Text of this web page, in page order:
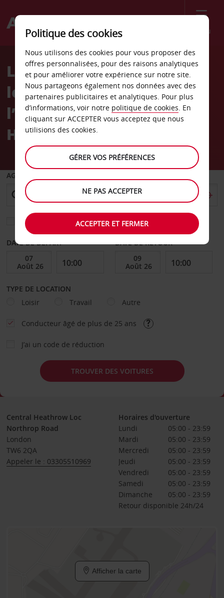
Menu
Welcome
AvisLocation de voiture dans
les Terminaux 2-4 de
l’aéroport de Londres
Heathrow
AGENCE DE DÉPART
Sélectionnez une autre agence de retour
DATE DE DÉPART DATE DE RETOUR
TYPE DE LOCATION
Loisir
Travail Autre
Conducteur âgé de plus de 25 ans
J’ai un code de réduction
TROUVER DES VOITURES
Central Heathrow Loc
Northrop Road
London
TW6 2QA
Appeler le : 03305510969
Horaires d'ouverture
Lundi
05:00 - 23:59
Mardi
05:00 - 23:59
Mercredi
05:00 - 23:59
Jeudi
05:00 - 23:59
Vendredi
05:00 - 23:59
Samedi
05:00 - 23:59
Dimanche
05:00 - 23:59
Retour disponible 24h/24
Afficher la carte
Politique des cookies
Nous utilisons des cookies pour vous proposer des
offres personnalisées, pour des raisons analytiques
et pour améliorer votre expérience sur notre site.
Nous partageons également nos données avec des
partenaires publicitaires et analytiques. Pour plus
d’informations, voir notre politique de cookies. En
cliquant sur ACCEPTER vous acceptez que nous
utilisions des cookies.
GÉRER VOS PRÉFÉRENCES
NE PAS ACCEPTER
ACCEPTER ET FERMER